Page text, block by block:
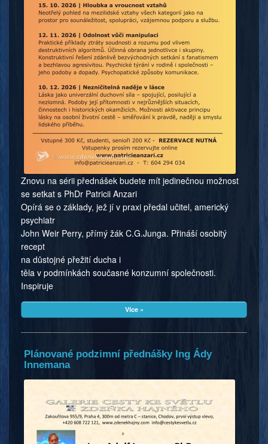
Znovu na sérii přednášek budete mít jedinečnou možnost
se setkat s PhDr Patricii Anzari
Opírá se o základy, jež jí v praxi předal učitel, americký
psychiatr
John Weir Perry, přímý žák C.G.Junga. Přináší osobitý
recept
na důstojné přežití ducha i
těla v podmínkách současné konzumní společnosti.
Inspiruje
Více »
Plánované podzimní přednášky Ing Ády
Innemana